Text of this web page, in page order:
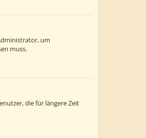
um
muss.
die für längere Zeit